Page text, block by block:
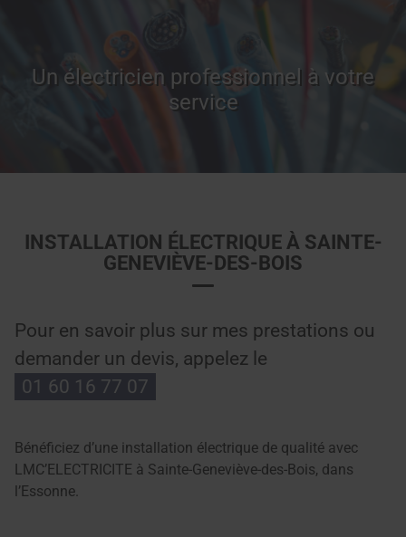
Un électricien professionnel à votre
service
INSTALLATION ÉLECTRIQUE À SAINTE-
GENEVIÈVE-DES-BOIS
Pour en savoir plus sur mes prestations ou
demander un devis, appelez le
01 60 16 77 07
Bénéficiez d’une installation électrique de qualité avec
LMC’ELECTRICITE à Sainte-Geneviève-des-Bois, dans
l’Essonne.